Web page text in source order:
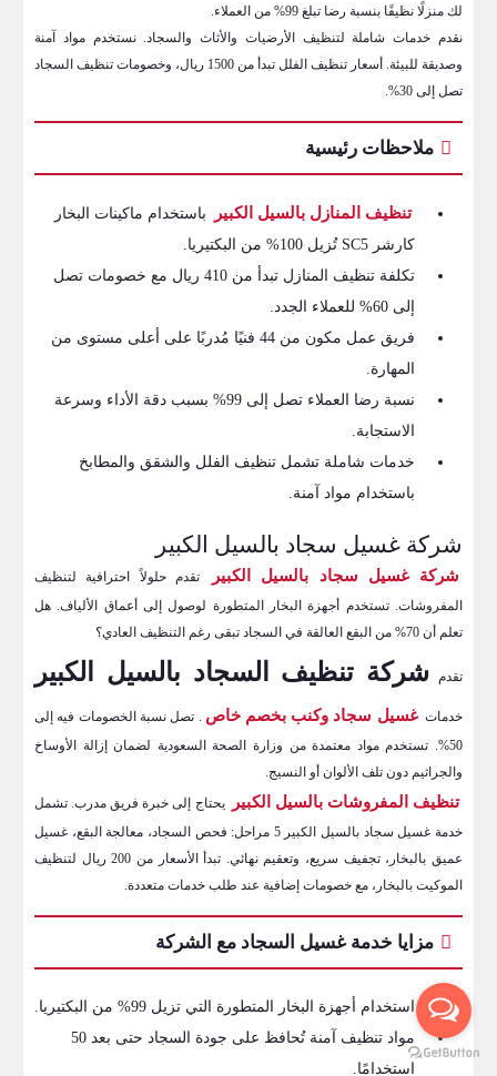
لك منزلًا نظيفًا بنسبة رضا تبلغ 99% من العملاء.
نقدم خدمات شاملة لتنظيف الأرضيات والأثاث والسجاد. نستخدم مواد آمنة
وصديقة للبيئة. أسعار تنظيف الفلل تبدأ من 1500 ريال، وخصومات تنظيف السجاد
تصل إلى 30%.
ملاحظات رئيسية
تنظيف المنازل بالسيل الكبير
باستخدام ماكينات البخار
كارشر SC5 تُزيل 100% من البكتيريا.
تكلفة تنظيف المنازل تبدأ من 410 ريال مع خصومات تصل
إلى 60% للعملاء الجدد.
فريق عمل مكون من 44 فنيًا مُدربًا على أعلى مستوى من
المهارة.
نسبة رضا العملاء تصل إلى 99% بسبب دقة الأداء وسرعة
الاستجابة.
خدمات شاملة تشمل تنظيف الفلل والشقق والمطابخ
باستخدام مواد آمنة.
شركة غسيل سجاد بالسيل الكبير
شركة غسيل سجاد بالسيل الكبير
تقدم حلولاً احترافية لتنظيف
المفروشات. تستخدم أجهزة البخار المتطورة لوصول إلى أعماق الألياف. هل
تعلم أن 70% من البقع العالقة في السجاد تبقى رغم التنظيف العادي؟
تقدم شركة تنظيف السجاد بالسيل الكبير
خدمات غسيل سجاد وكنب بخصم خاص
. تصل نسبة الخصومات فيه إلى
50%. تستخدم مواد معتمدة من وزارة الصحة السعودية لضمان إزالة الأوساخ
والجراثيم دون تلف الألوان أو النسيج.
تنظيف المفروشات بالسيل الكبير
يحتاج إلى خبرة فريق مدرب. تشمل
خدمة غسيل سجاد بالسيل الكبير 5 مراحل: فحص السجاد، معالجة البقع، غسيل
عميق بالبخار، تجفيف سريع، وتعقيم نهائي. تبدأ الأسعار من 200 ريال لتنظيف
الموكيت بالبخار، مع خصومات إضافية عند طلب خدمات متعددة.
مزايا خدمة غسيل السجاد مع الشركة
استخدام أجهزة البخار المتطورة التي تزيل 99% من البكتيريا.
مواد تنظيف آمنة تُحافظ على جودة السجاد حتى بعد 50
استخدامًا.